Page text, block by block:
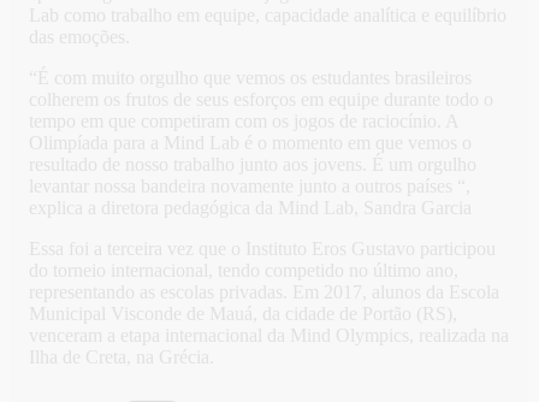
Lab como trabalho em equipe, capacidade analítica e equilíbrio
das emoções.
“É com muito orgulho que vemos os estudantes brasileiros
colherem os frutos de seus esforços em equipe durante todo o
tempo em que competiram com os jogos de raciocínio. A
Olimpíada para a Mind Lab é o momento em que vemos o
resultado de nosso trabalho junto aos jovens. É um orgulho
levantar nossa bandeira novamente junto a outros países “,
explica a diretora pedagógica da Mind Lab, Sandra Garcia
Essa foi a terceira vez que o Instituto Eros Gustavo participou
do torneio internacional, tendo competido no último ano,
representando as escolas privadas. Em 2017, alunos da Escola
Municipal Visconde de Mauá, da cidade de Portão (RS),
venceram a etapa internacional da Mind Olympics, realizada na
Ilha de Creta, na Grécia.